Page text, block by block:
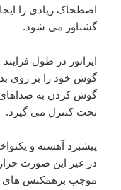
اصطحاک زیادی را
گشتاور می شود.
اپراتور در طول
گوش خود را بر روی
گوش کردن به صداهای
تحت کنترل می گیرد.
پیشبرد آهسته و
در غیر این صورت
موجب برهمکنش های